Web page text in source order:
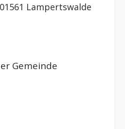
Lampertswalde
Gemeinde